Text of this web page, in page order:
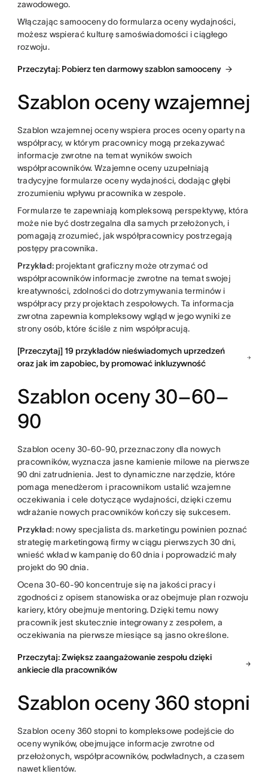
zawodowego.
Włączając samooceny do formularza oceny wydajności,
możesz wspierać kulturę samoświadomości i ciągłego
rozwoju.
Przeczytaj: Pobierz ten darmowy szablon samooceny
Szablon oceny wzajemnej
Szablon wzajemnej oceny wspiera proces oceny oparty na
współpracy, w którym pracownicy mogą przekazywać
informacje zwrotne na temat wyników swoich
współpracowników. Wzajemne oceny uzupełniają
tradycyjne formularze oceny wydajności, dodając głębi
zrozumieniu wpływu pracownika w zespole.
Formularze te zapewniają kompleksową perspektywę, która
może nie być dostrzegalna dla samych przełożonych, i
pomagają zrozumieć, jak współpracownicy postrzegają
postępy pracownika.
Przykład: projektant graficzny może otrzymać od
współpracowników informacje zwrotne na temat swojej
kreatywności, zdolności do dotrzymywania terminów i
współpracy przy projektach zespołowych. Ta informacja
zwrotna zapewnia kompleksowy wgląd w jego wyniki ze
strony osób, które ściśle z nim współpracują.
[Przeczytaj] 19 przykładów nieświadomych uprzedzeń
oraz jak im zapobiec, by promować inkluzywność
Szablon oceny 30–60–
90
Szablon oceny 30-60-90, przeznaczony dla nowych
pracowników, wyznacza jasne kamienie milowe na pierwsze
90 dni zatrudnienia. Jest to dynamiczne narzędzie, które
pomaga menedżerom i pracownikom ustalić wzajemne
oczekiwania i cele dotyczące wydajności, dzięki czemu
wdrażanie nowych pracowników kończy się sukcesem.
Przykład: nowy specjalista ds. marketingu powinien poznać
strategię marketingową firmy w ciągu pierwszych 30 dni,
wnieść wkład w kampanię do 60 dnia i poprowadzić mały
projekt do 90 dnia.
Ocena 30-60-90 koncentruje się na jakości pracy i
zgodności z opisem stanowiska oraz obejmuje plan rozwoju
kariery, który obejmuje mentoring. Dzięki temu nowy
pracownik jest skutecznie integrowany z zespołem, a
oczekiwania na pierwsze miesiące są jasno określone.
Przeczytaj: Zwiększ zaangażowanie zespołu dzięki
ankiecie dla pracowników
Szablon oceny 360 stopni
Szablon oceny 360 stopni to kompleksowe podejście do
oceny wyników, obejmujące informacje zwrotne od
przełożonych, współpracowników, podwładnych, a czasem
nawet klientów.